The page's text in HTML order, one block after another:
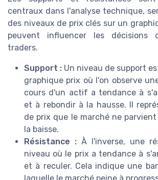
centraux dans l'analyse technique,
des niveaux de prix clés sur un
peuvent influencer les décisions
traders.
Support : Un niveau de support
graphique prix où l'on observe
cours d'un actif a tendance à
et à rebondir à la hausse. Il
de prix que le marché ne
la baisse.
Résistance : À l'inverse, une
niveau où le prix a tendance à
et à reculer. Cela indique une